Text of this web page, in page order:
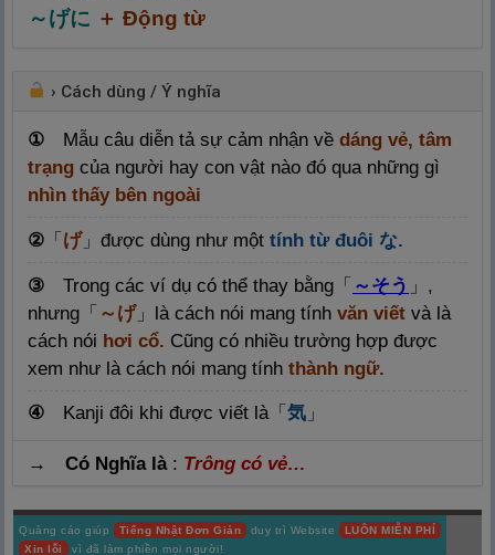
～げに ＋ Động từ
› Cách dùng / Ý nghĩa
① Mẫu câu diễn tả sự cảm nhận về dáng vẻ, tâm
trạng của người hay con vật nào đó qua những gì
nhìn thấy bên ngoài
②「 げ」được dùng như một tính từ đuôi な.
③ Trong các ví dụ có thể thay bằng「 ～そう 」 ,
nhưng「 ～げ」 là cách nói mang tínhvăn viếtvà là
cách nói hơi cổ. Cũng có nhiều trường hợp được
xem như là cách nói mang tínhthành ngữ.
④ Kanji đôi khi được viết là「 気」
→ Có Nghĩa là: Trông có vẻ…
Quảng cáo giúp Tiếng Nhật Đơn Giản duy trì Website
LUÔN MIỄN PHÍ
Xin lỗi
vì đã làm phiền mọi người!